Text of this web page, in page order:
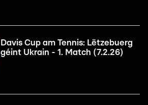
Davis Cup am Tennis: Lëtzebuerg
géint Ukrain - 1. Match (7.2.26)